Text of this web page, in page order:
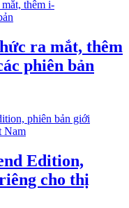
ra mắt, thêm
phiên bản
Edition,
cho thị